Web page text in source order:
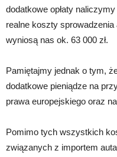
dodatkowe opłaty
realne koszty
wyniosą nas ok. 63 000 zł.
Pamiętajmy jednak o tym,
dodatkowe pieniądze na
prawa europejskiego oraz
Pomimo tych wszystkich
związanych z importem